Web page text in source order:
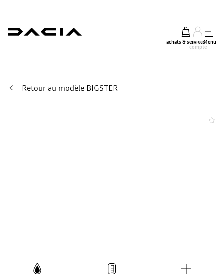
achats & services
mon
compte
Menu
Retour au modèle BIGSTER